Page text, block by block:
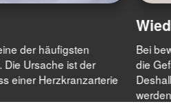
der häufigsten
Ursache ist der
einer Herzkranzarterie
Bei
die